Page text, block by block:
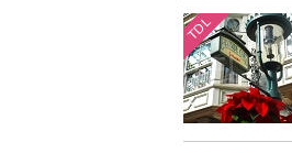
TDL